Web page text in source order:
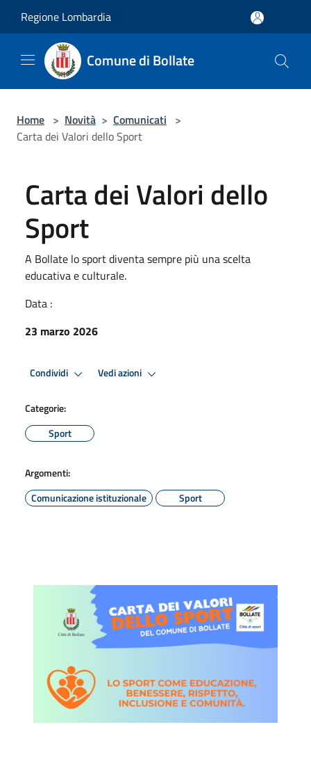
Regione Lombardia
Comune di Bollate
Home > Novità > Comunicati >
Carta dei Valori dello Sport
Carta dei Valori dello
Sport
A Bollate lo sport diventa sempre più una scelta
educativa e culturale.
Data :
23 marzo 2026
Condividi Vedi azioni
Categorie:
Sport
Argomenti:
Comunicazione istituzionale
Sport